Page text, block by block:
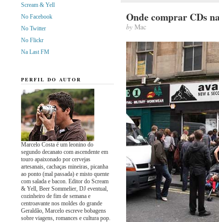
Onde comprar CDs
byMac
Scream & Yell
No Facebook
No Twitter
No Flickr
Na Last FM
PERFIL DO AUTOR
Marcelo Costa é um leonino do
segundo decanato com ascendente em
touro apaixonado por cervejas
artesanais, cachaças mineiras, picanha
ao ponto (mal passada) e misto quente
com salada e bacon. Editor do Scream
& Yell, Beer Sommelier, DJ eventual,
cozinheiro de fim de semana e
centroavante nos moldes do grande
Geraldão, Marcelo escreve bobagens
sobre viagens, romances e cultura pop.